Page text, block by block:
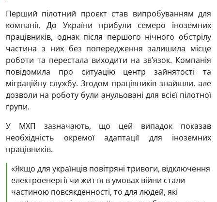
Перший пілотний проєкт став випробуванням для
компанії. До України прибули семеро іноземних
працівників, однак після першого нічного обстрілу
частина з них без попередження залишила місце
роботи та перестала виходити на зв’язок. Компанія
повідомила про ситуацію центр зайнятості та
міграційну службу. Згодом працівників знайшли, але
дозволи на роботу були анульовані для всієї пілотної
групи.
У МХП зазначають, що цей випадок показав
необхідність окремої адаптації для іноземних
працівників.
«Якщо для українців повітряні тривоги, відключення
електроенергії чи життя в умовах війни стали
частиною повсякденності, то для людей, які